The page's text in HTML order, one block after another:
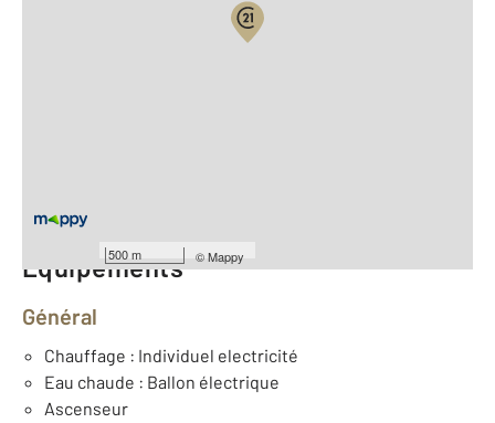
500 m ©Mappy
Équipements
Général
Chauffage : Individuel electricité
Eau chaude : Ballon électrique
Ascenseur